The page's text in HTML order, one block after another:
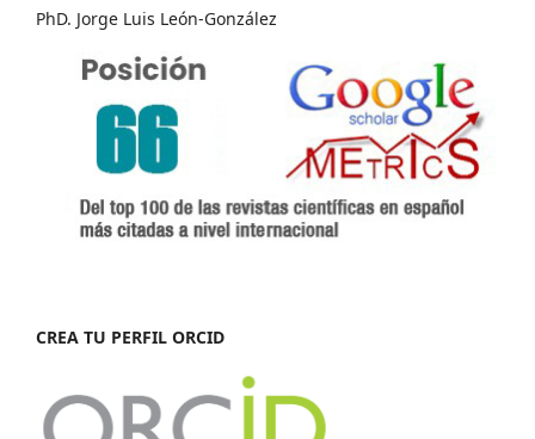
PhD. Jorge Luis León-González
CREA TU PERFIL ORCID